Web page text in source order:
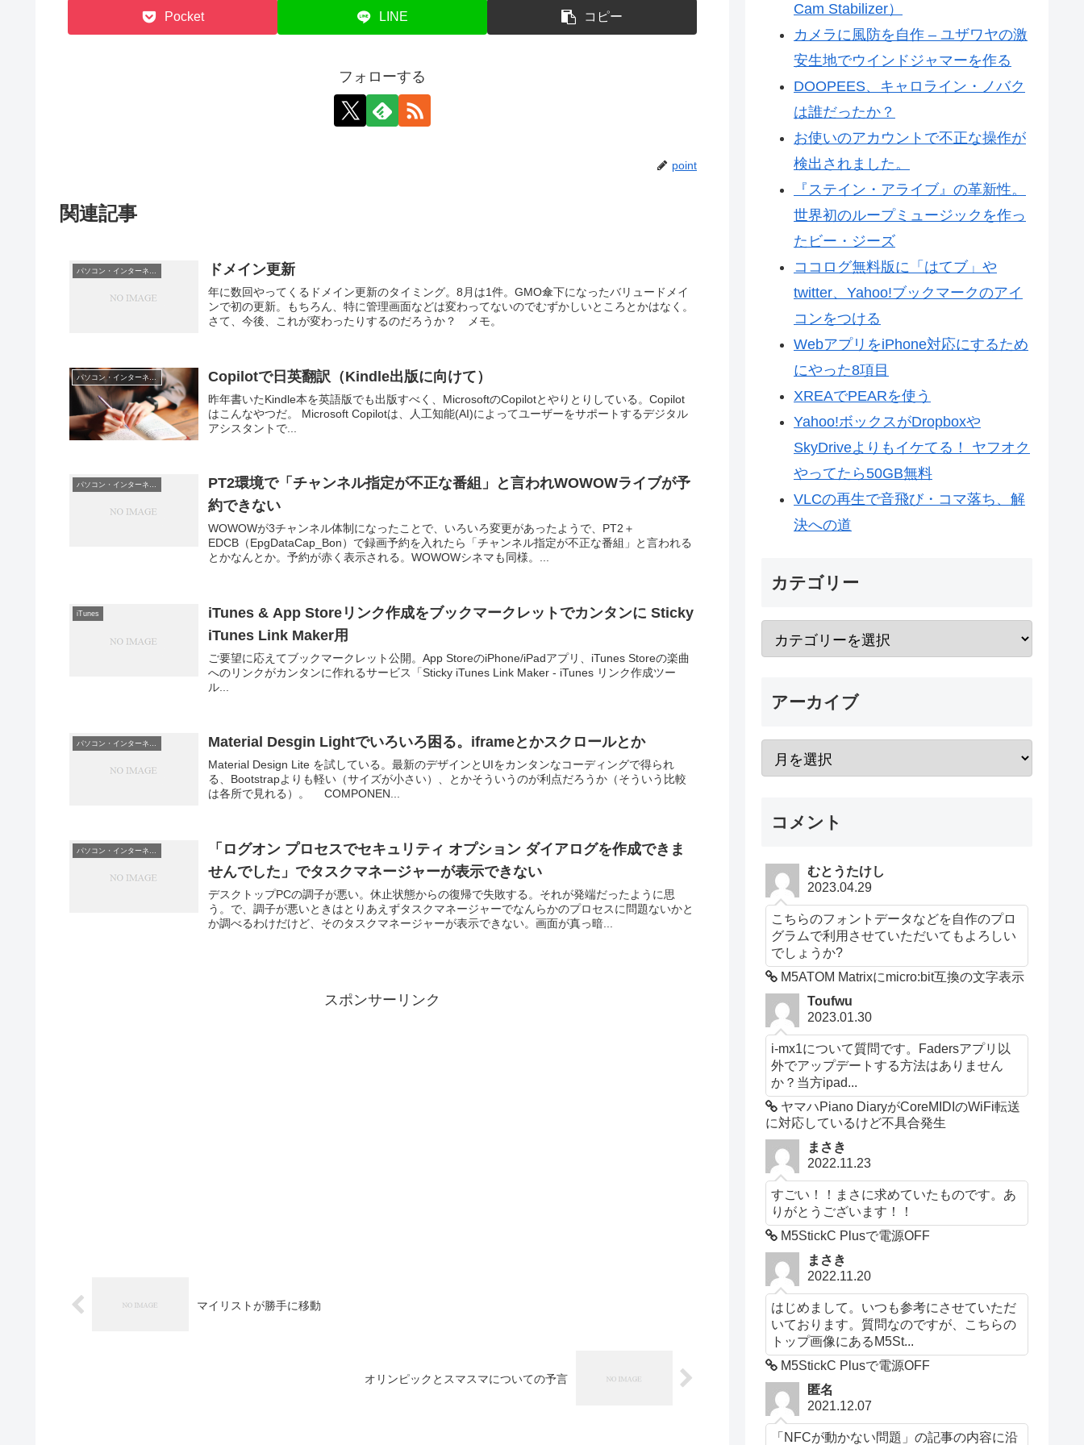
Pocket LINE コピー
フォローする
point
関連記事
ドメイン更新
年に数回やってくるドメイン更新のタイミング。8月は1件。GMO傘下になったバリュードメイ
ンで初の更新。もちろん、特に管理画面などは変わってないのでむずかしいところとかはなく。
さて、今後、これが変わったりするのだろうか？ メモ。
パソコン・インターネット Copilotで日英翻訳（Kindle出版に向けて）
昨年書いたKindle本を英語版でも出版すべく、MicrosoftのCopilotとやりとりしている。Copilot
はこんなやつだ。 Microsoft Copilotは、人工知能(AI)によってユーザーをサポートするデジタル
アシスタントで...
PT2環境で「チャンネル指定が不正な番組」と言われWOWOWライブが予
約できない
WOWOWが3チャンネル体制になったことで、いろいろ変更があったようで、PT2＋
EDCB（EpgDataCap_Bon）で録画予約を入れたら「チャンネル指定が不正な番組」と言われる
とかなんとか。予約が赤く表示される。WOWOWシネマも同様。...
iTunes
iTunes & App Storeリンク作成をブックマークレットでカンタンに Sticky
iTunes Link Maker用
ご要望に応えてブックマークレット公開。App StoreのiPhone/iPadアプリ、iTunes Storeの楽曲
へのリンクがカンタンに作れるサービス「Sticky iTunes Link Maker - iTunes リンク作成ツー
ル...
パソコン・インターネット Material Desgin Lightでいろいろ困る。iframeとかスクロールとか
Material Design Lite を試している。最新のデザインとUIをカンタンなコーディングで得られ
る、Bootstrapよりも軽い（サイズが小さい）、とかそういうのが利点だろうか（そういう比較
は各所で見れる）。 COMPONEN...
「ログオン プロセスでセキュリティ オプション ダイアログを作成できま
せんでした」でタスクマネージャーが表示できない
デスクトップPCの調子が悪い。休止状態からの復帰で失敗する。それが発端だったように思
う。で、調子が悪いときはとりあえずタスクマネージャーでなんらかのプロセスに問題ないかと
か調べるわけだけど、そのタスクマネージャーが表示できない。画面が真っ暗...
スポンサーリンク
マイリストが勝手に移動
オリンピックとスマスマについての予言
Cam Stabilizer）
カメラに風防を自作 – ユザワヤの激
安生地でウインドジャマーを作る
DOOPEES、キャロライン・ノバク
は誰だったか？
お使いのアカウントで不正な操作が
検出されました。
『ステイン・アライブ』の革新性。
世界初のループミュージックを作っ
たビー・ジーズ
ココログ無料版に「はてブ」や
twitter、Yahoo!ブックマークのアイ
コンをつける
WebアプリをiPhone対応にするため
にやった8項目
XREAでPEARを使う
Yahoo!ボックスがDropboxや
SkyDriveよりもイケてる！ ヤフオク
やってたら50GB無料
VLCの再生で音飛び・コマ落ち、解
決への道
カテゴリー
アーカイブ
コメント
むとうたけし
2023.04.29
こちらのフォントデータなどを自作のプロ
グラムで利用させていただいてもよろしい
でしょうか?
M5ATOM Matrixにmicro:bit互換の文字表示
Toufwu
2023.01.30
i-mx1について質問です。Fadersアプリ以
外でアップデートする方法はありません
か？当方ipad...
ヤマハPiano DiaryがCoreMIDIのWiFi転送
に対応しているけど不具合発生
まさき
2022.11.23
すごい！！まさに求めていたものです。あ
りがとうございます！！
M5StickC Plusで電源OFF
まさき
2022.11.20
はじめまして。いつも参考にさせていただ
いております。質問なのですが、こちらの
トップ画像にあるM5St...
M5StickC Plusで電源OFF
匿名
2021.12.07
「NFCが動かない問題」の記事の内容に沿